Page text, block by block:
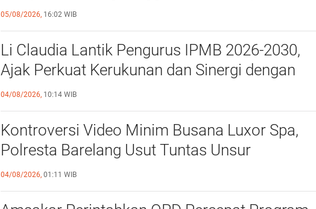
Laporan ke Polda Kepri Jalan di Tempat?
05/08/2026, 16:02 WIB
Li Claudia Lantik Pengurus IPMB 2026-2030,
Ajak Perkuat Kerukunan dan Sinergi dengan
Pemko Batam
04/08/2026, 10:14 WIB
Kontroversi Video Minim Busana Luxor Spa,
Polresta Barelang Usut Tuntas Unsur
Pelanggaran Hukum
04/08/2026, 01:11 WIB